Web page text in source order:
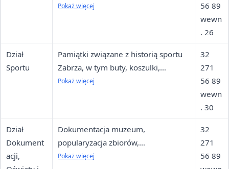
rzeźba, zwłaszcza w węglu
Pokaż więcej
56 89
wewn
. 26
Dział
Sportu
Pamiątki związane z historią sportu
Zabrza, w tym buty, koszulki,
proporczyki, rękawice bokserskie,
Pokaż więcej
32
271
56 89
wewn
. 30
Dział
Dokument
acji,
Dokumentacja muzeum,
popularyzacja zbiorów,
oprowadzanie, spotkania i biblioteka
Pokaż więcej
32
271
56 89